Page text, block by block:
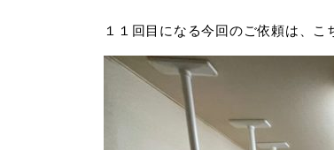
１１回目になる今回のご依頼は、こ